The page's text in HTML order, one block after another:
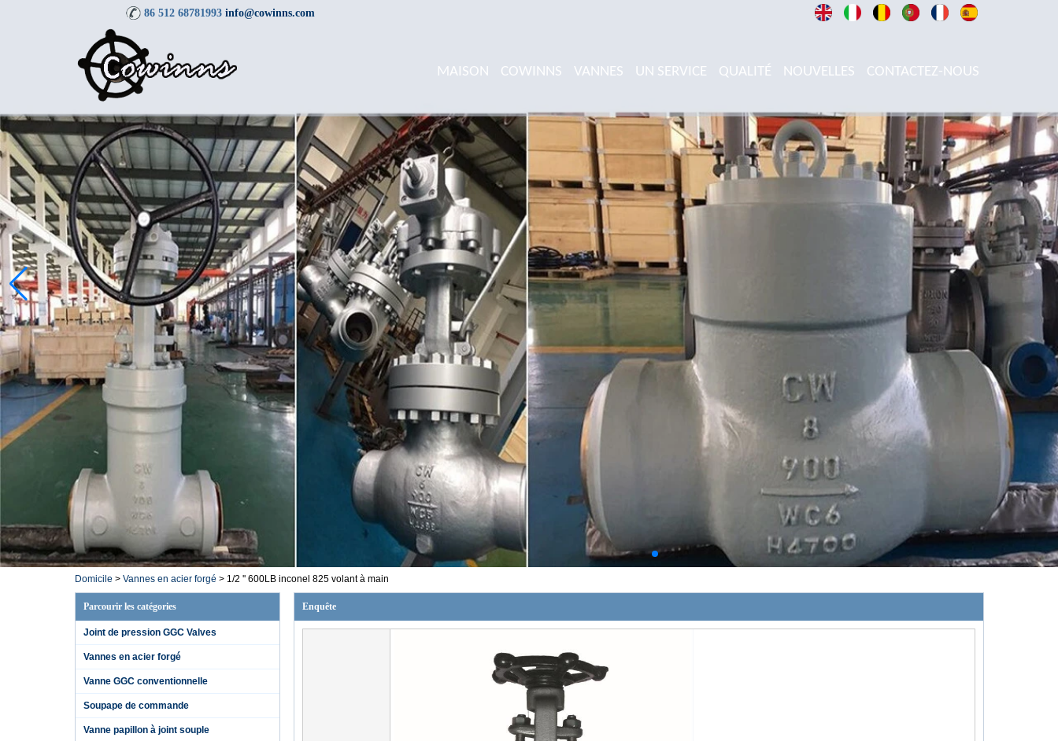
86 512 68781993 info@cowinns.com
MAISON COWINNS VANNES UN SERVICE QUALITÉ NOUVELLES CONTACTEZ-NOUS
Domicile > Vannes en acier forgé > 1/2 '' 600LB inconel 825 volant à main
Parcourir les catégories
Joint de pression GGC Valves
Vannes en acier forgé
Vanne GGC conventionnelle
Soupape de commande
Vanne papillon à joint souple
Enquête